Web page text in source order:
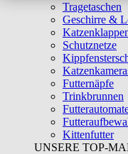
Tragetaschen
Geschirre &
Schutznetze
Futternäpfe
Trinkbrunnen
Kittenfutter
UNSERE TOP-